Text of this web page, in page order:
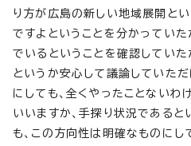
り方が広島の新しい地域展開と
ですよということを分かっていた
でいるということを確認していた
というか安心して議論していただ
にしても、全くやったことないわ
いいますか、手探り状況であると
も、この方向性は明確なものにし